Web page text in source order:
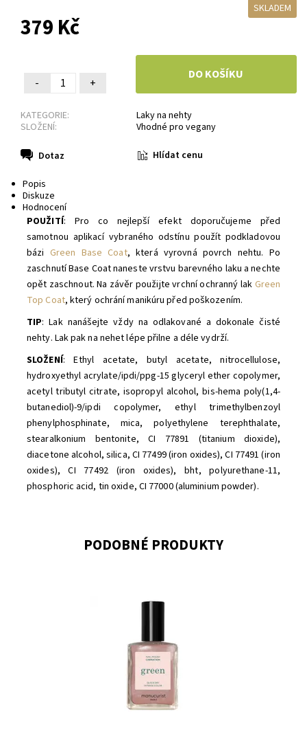
SKLADEM
379 Kč
- +
KATEGORIE:
Laky na nehty
SLOŽENÍ:
Vhodné pro vegany
Dotaz Hlídat cenu
Popis
Diskuze
Hodnocení
POUŽITÍ: Pro co nejlepší efekt doporučujeme před
samotnou aplikací vybraného odstínu použít podkladovou
bázi Green Base Coat, která vyrovná povrch nehtu. Po
zaschnutí Base Coatnaneste vrstvu barevného laku a nechte
opět zaschnout. Na závěr použijtevrchní ochranný lak Green
Top Coat, který ochrání manikúru před poškozením.
TIP: Lak nanášejte vždy na odlakované a dokonale čisté
nehty. Lak pak na nehet lépe přilne a déle vydrží.
SLOŽENÍ: Ethyl acetate, butyl acetate, nitrocellulose,
hydroxyethyl acrylate/ipdi/ppg-15 glyceryl ether copolymer,
acetyl tributyl citrate, isopropyl alcohol, bis-hema poly(1,4-
butanediol)-9/ipdi copolymer, ethyl trimethylbenzoyl
phenylphosphinate, mica, polyethylene terephthalate,
stearalkonium bentonite, CI 77891 (titanium dioxide),
diacetone alcohol, silica, CI 77499 (iron oxides), CI 77491 (iron
oxides), CI 77492 (iron oxides), bht, polyurethane-11,
phosphoric acid, tin oxide, CI 77000 (aluminium powder).
PODOBNÉ PRODUKTY
Manucurist